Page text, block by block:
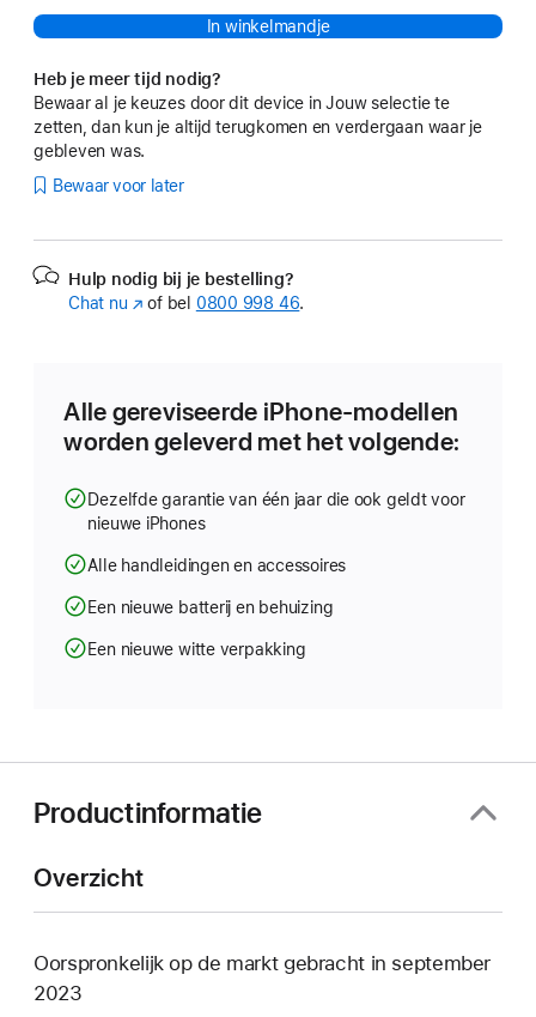
In winkelmandje
Heb je meer tijd nodig?
Bewaar al je keuzes door dit device in Jouw selectie te
zetten, dan kun je altijd terugkomen en verdergaan waar je
gebleven was.
Bewaar voor later
Hulp nodig bij je bestelling?
Chat nu (Wordt
geopend)
of bel 0800 998 46.
Alle gereviseerde iPhone-modellen
worden geleverd met het volgende:
Dezelfde garantie van één jaar die ook geldt voor
nieuwe iPhones
Alle handleidingen en accessoires
Een nieuwe batterij en behuizing
Een nieuwe witte verpakking
Productinformatie
Overzicht
Oorspronkelijk op de markt gebracht in september
2023